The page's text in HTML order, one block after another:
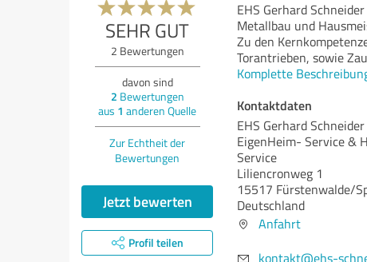
SEHR GUT
2 Bewertungen
davon sind
2 Bewertungen
aus 1 anderen Quelle
Zur Echtheit der
Bewertungen
Jetzt bewerten
Profil teilen
EHS Gerhard
Metallbau und
Zu den
Torantrieben, sowie
Komplette
Kontaktdaten
EHS Gerhard
EigenHeim- Service &
Service
Liliencronweg 1
15517 Fürstenwalde/
Deutschland
Anfahrt
kontakt@ehs-